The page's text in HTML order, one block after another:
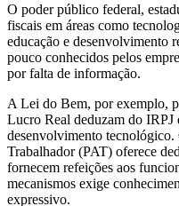
O poder público federal,
fiscais em áreas como
educação e desenvolvimento
pouco conhecidos pelos
por falta de informação.
A Lei do Bem, por exemplo,
Lucro Real deduzam do IRPJ
desenvolvimento
Trabalhador (PAT) oferece
fornecem refeições aos
mecanismos exige
expressivo.